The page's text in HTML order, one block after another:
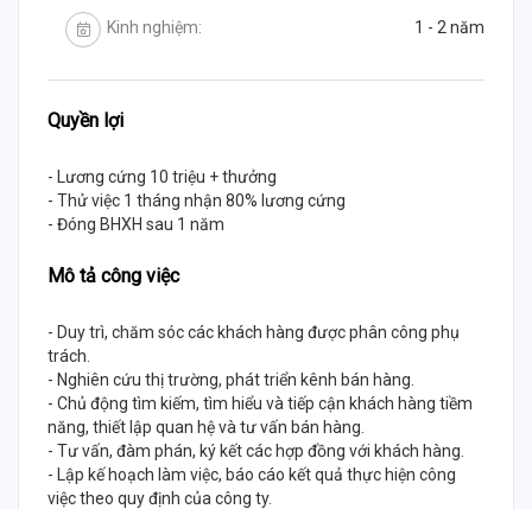
Kinh nghiệm:
1 - 2 năm
Quyền lợi
- Lương cứng 10 triệu + thưởng
- Thử việc 1 tháng nhận 80% lương cứng
- Đóng BHXH sau 1 năm
Mô tả công việc
- Duy trì, chăm sóc các khách hàng được phân công phụ
trách.
- Nghiên cứu thị trường, phát triển kênh bán hàng.
- Chủ động tìm kiếm, tìm hiểu và tiếp cận khách hàng tiềm
năng, thiết lập quan hệ và tư vấn bán hàng.
- Tư vấn, đàm phán, ký kết các hợp đồng với khách hàng.
- Lập kế hoạch làm việc, báo cáo kết quả thực hiện công
việc theo quy định của công ty.